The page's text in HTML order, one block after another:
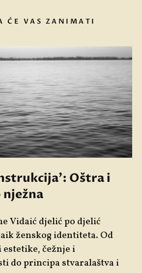
ĆE VAS ZANIMATI
Oštra i
nježna
Vidaić djelić po djelić
ženskog identiteta. Od
čežnje i
do principa stvaralaštva i